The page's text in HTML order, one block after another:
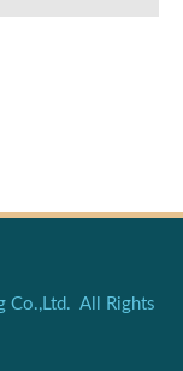
Co.,Ltd. All Rights